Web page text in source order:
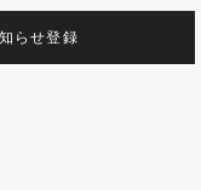
らせ登録